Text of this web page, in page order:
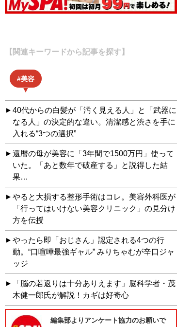
【関連キーワードから記事を探す】
美容
40代からの白髪が「汚く見える人」と「武器に
なる人」の決定的な違い。清潔感と渋さを手に
入れる“3つの選択”
還暦の母が美容に「3年間で1500万円」使って
いた。「あと数年で破産する」と説得した結
果…
やると大損する整形手術はコレ。美容外科医が
「行ってはいけない美容クリニック」の見分け
方を伝授
やったら即「おじさん」認定される4つの行
動。“口喧嘩最強ギャル” みりちゃむが辛口ジャ
ッジ
「脳の若返りは十分ありえます」脳科学者・茂
木健一郎氏が解説！カギは好奇心